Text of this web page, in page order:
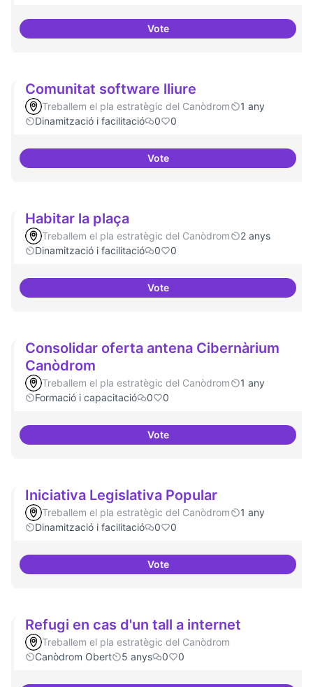
VoteContactes amb centres de
Comunitat software lliure
Treballem el pla estratègic del Canòdrom
1 any
Dinamització i facilitació
0 0
VoteComunitat software lliure
Habitar la plaça
Treballem el pla estratègic del Canòdrom
2 anys
Dinamització i facilitació
0 0
VoteHabitar la plaça
Consolidar oferta antena Cibernàrium
Canòdrom
Treballem el pla estratègic del Canòdrom
1 any
Formació i capacitació
0 0
VoteConsolidar oferta antena
Iniciativa Legislativa Popular
Treballem el pla estratègic del Canòdrom
1 any
Dinamització i facilitació
0 0
VoteIniciativa Legislativa Popular
Refugi en cas d'un tall a internet
Treballem el pla estratègic del Canòdrom
Canòdrom Obert
5 anys 0 0